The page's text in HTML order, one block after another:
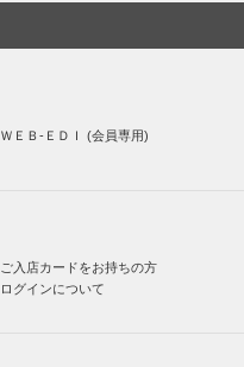
ＷＥＢ-ＥＤＩ (会員専用)
ご入店カードをお持ちの方
ログインについて